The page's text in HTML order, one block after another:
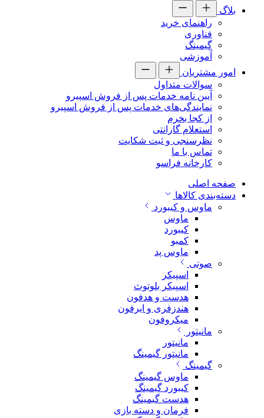
بلاگ
راهنمای خرید
فناوری
گیمینگ
آموزشی
امور مشتریان
سوالات متداول
آیین نامه خدمات پس از فروش اسپیرو
نمایندگی‌های خدمات پس از فروش اسپیرو
از کجا بخرم
استعلام گارانتی
نظرسنجی و ثبت شکایت
تماس با ما
کارخانه فراسو
صفحه اصلی
دسته‌بندی کالاها
ماوس و کیبورد
ماوس
کیبورد
کمبو
ماوس پد
صوتی
اسپیکر
اسپیکر بلوتوث
هدست و هدفون
هندزفری و ایرفون
میکروفون
مانیتور
مانیتور
مانیتور گیمینگ
گیمینگ
ماوس گیمینگ
کیبورد گیمینگ
هدست گیمینگ
فرمان و دسته بازی